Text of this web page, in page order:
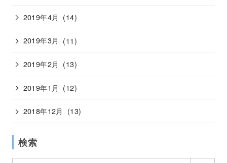
2019年4月 (14)
2019年3月 (11)
2019年2月 (13)
2019年1月 (12)
2018年12月 (13)
検索